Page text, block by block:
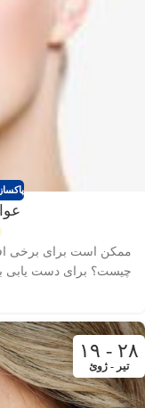
ممکن است برای برخی
چیست؟ برای دست یابی
۲۸ - ۱۹
تیر - ژوئ